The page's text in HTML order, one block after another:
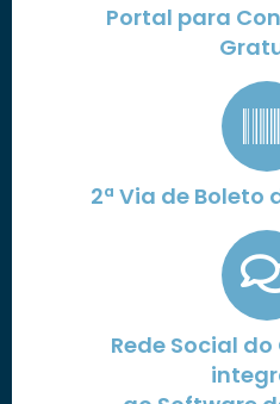
Portal para
2ª Via de
Rede Social